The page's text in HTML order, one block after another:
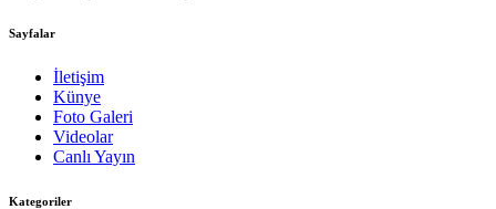
Sayfalar
İletişim
Künye
Foto Galeri
Videolar
Canlı Yayın
Kategoriler